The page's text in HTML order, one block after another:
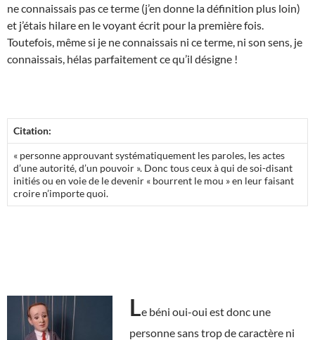
ne connaissais pas ce terme (j’en donne la définition plus loin)
et j’étais hilare en le voyant écrit pour la première fois.
Toutefois, même si je ne connaissais ni ce terme, ni son sens, je
connaissais, hélas parfaitement ce qu’il désigne !
Citation:
« personne approuvant systématiquement les paroles, les actes
d’une autorité, d’un pouvoir ». Donc tous ceux à qui de soi-disant
initiés ou en voie de le devenir « bourrent le mou » en leur faisant
croire n’importe quoi.
Le béni oui-oui est donc une
personne sans trop de caractère ni